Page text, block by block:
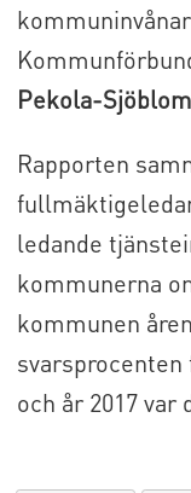
Pekola-Sjöblom
Rapporten
ledande
kommunerna
kommunen
och år 2017 var